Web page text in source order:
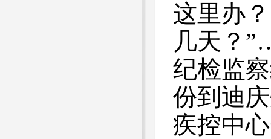
这里办
几天？
纪检监
份到迪
疾控中